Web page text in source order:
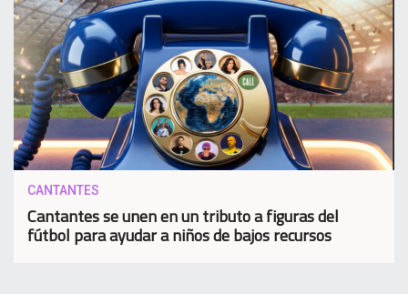
CANTANTES
Cantantes se unen en un tributo a figuras del
fútbol para ayudar a niños de bajos recursos